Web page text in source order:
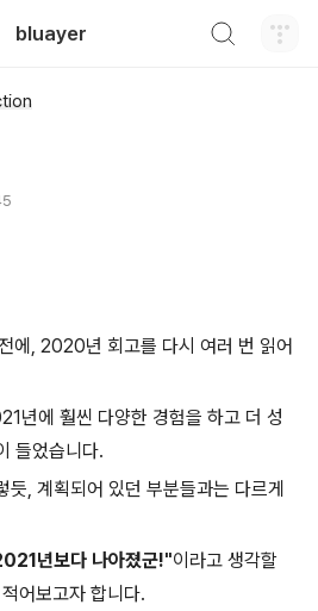
bluayer
에, 2020년 회고를 다시 여러 번 읽어
년에 훨씬 다양한 경험을 하고 더 성
들었습니다.
듯, 계획되어 있던 부분들과는 다르게
년보다 나아졌군!"이라고 생각할
어보고자 합니다.